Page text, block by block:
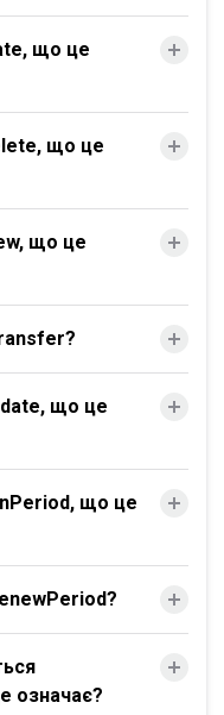
що це
що це
що це
що це
що це
означає?